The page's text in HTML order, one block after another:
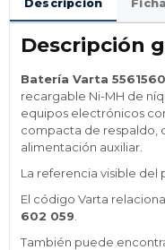
Descripción
Descripción
Batería Varta
recargable Ni-MH de
equipos electrónicos
compacta de respaldo,
alimentación auxiliar.
La referencia visible del
El código Varta
602 059
También puede